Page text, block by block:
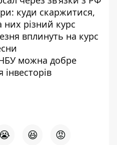
куди скаржитися,
різний курс
вплинуть на курс
можна добре
😆 😡